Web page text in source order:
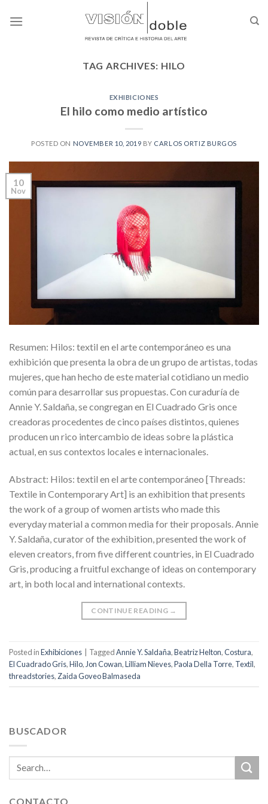
TAG ARCHIVES: HILO
EXHIBICIONES
El hilo como medio artístico
POSTED ON NOVEMBER 10, 2019 BY CARLOS ORTIZ BURGOS
10
Nov
Resumen: Hilos: textil en el arte contemporáneo es una
exhibición que presenta la obra de un grupo de artistas, todas
mujeres, que han hecho de este material cotidiano un medio
común para desarrollar sus propuestas. Con curaduría de
Annie Y. Saldaña, se congregan en El Cuadrado Gris once
creadoras procedentes de cinco países distintos, quienes
producen un rico intercambio de ideas sobre la plástica
actual, en sus contextos locales e internacionales.
Abstract: Hilos: textil en el arte contemporáneo [Threads:
Textile in Contemporary Art] is an exhibition that presents
the work of a group of women artists who made this
everyday material a common media for their proposals. Annie
Y. Saldaña, curator of the exhibition, presented the work of
eleven creators, from five different countries, in El Cuadrado
Gris, producing a fruitful exchange of ideas on contemporary
art, in both local and international contexts.
CONTINUE READING →
Posted inExhibiciones | TaggedAnnie Y. Saldaña,Beatriz Helton,Costura,
El Cuadrado Gris,Hilo, Jon Cowan,Lilliam Nieves,Paola Della Torre, Textil,
threadstories, Zaida Goveo Balmaseda
BUSCADOR
CONTACTO